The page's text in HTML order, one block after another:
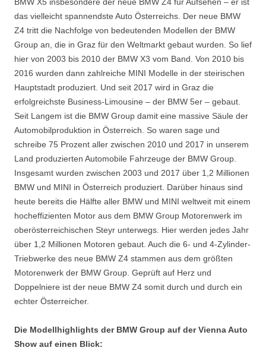
das vielleicht spannendste Auto Österreichs. Der neue BMW
Z4 tritt die Nachfolge von bedeutenden Modellen der BMW
Group an, die in Graz für den Weltmarkt gebaut wurden. So lief
hier von 2003 bis 2010 der BMW X3 vom Band. Von 2010 bis
2016 wurden dann zahlreiche MINI Modelle in der steirischen
Hauptstadt produziert. Und seit 2017 wird in Graz die
erfolgreichste Business-Limousine – der BMW 5er – gebaut.
Seit Langem ist die BMW Group damit eine massive Säule der
Automobilproduktion in Österreich. So waren sage und
schreibe 75 Prozent aller zwischen 2010 und 2017 in unserem
Land produzierten Automobile Fahrzeuge der BMW Group.
Insgesamt wurden zwischen 2003 und 2017 über 1,2 Millionen
BMW und MINI in Österreich produziert. Darüber hinaus sind
heute bereits die Hälfte aller BMW und MINI weltweit mit einem
hocheffizienten Motor aus dem BMW Group Motorenwerk im
oberösterreichischen Steyr unterwegs. Hier werden jedes Jahr
über 1,2 Millionen Motoren gebaut. Auch die 6- und 4-Zylinder-
Triebwerke des neue BMW Z4 stammen aus dem größten
Motorenwerk der BMW Group. Geprüft auf Herz und
Doppelniere ist der neue BMW Z4 somit durch und durch ein
echter Österreicher.
Die Modellhighlights der BMW Group auf der Vienna Auto
Show auf einen Blick: